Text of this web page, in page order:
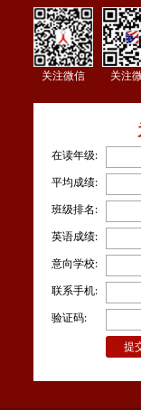
关注微信 关注
在读年级:
平均成绩:
班级排名:
英语成绩:
意向学校:
联系手机:
验证码: